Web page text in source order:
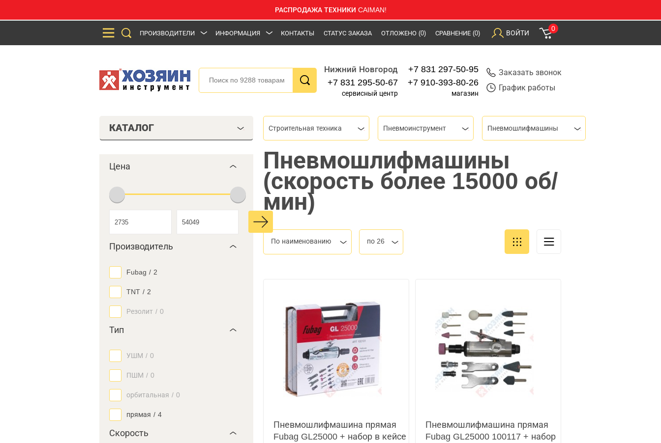
РАСПРОДАЖА ТЕХНИКИ CAIMAN!
ПРОИЗВОДИТЕЛИ ИНФОРМАЦИЯ КОНТАКТЫ СТАТУС ЗАКАЗА ОТЛОЖЕНО (0) СРАВНЕНИЕ (0) ВОЙТИ
0
Нижний Новгород
+7 831 295-50-67
сервисный центр
+7 831 297-50-95
+7 910-393-80-26
магазин
Заказать звонок
График работы
КАТАЛОГ
Цена
Производитель
Fubag / 2
TNT / 2
Резолит / 0
Тип
УШМ / 0
ПШМ / 0
орбитальная / 0
прямая / 4
Скорость
Строительная техника Пневмоинструмент Пневмошлифмашины
Пневмошлифмашины
(скорость более 15000 об/
мин)
По наименованию по 26
Пневмошлифмашина прямая
Fubag GL25000 + набор в кейсе
Пневмошлифмашина прямая
Fubag GL25000 100117 + набор